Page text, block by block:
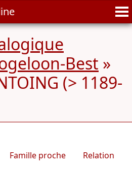
Best »
(> 1189-
Famille proche
Relation